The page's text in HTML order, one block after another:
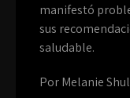
manifestó
sus
saludable.
Por Melanie